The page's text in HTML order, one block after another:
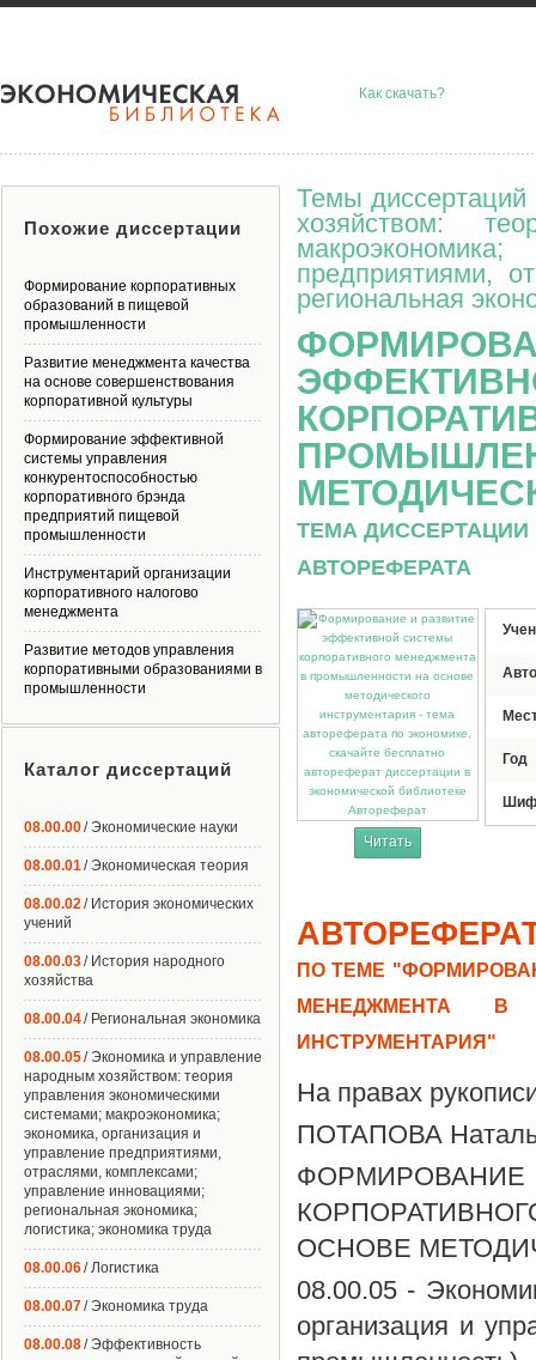
Как скачать?
Темы диссертаций
хозяйством:
предприятиями,
региональная
ТЕМА
АВТОРЕФЕРАТА
Автореферат
Читать
Год
ПО ТЕМЕ
МЕНЕДЖМЕНТА В
ИНСТРУМЕНТАРИЯ"
На правах
ПОТАПОВА
ОСНОВЕ
08.00.05 -
организация и
Похожие диссертации
Формирование корпоративных
образований в пищевой
промышленности
Развитие менеджмента качества
на основе совершенствования
корпоративной культуры
Формирование эффективной
системы управления
конкурентоспособностью
корпоративного брэнда
предприятий пищевой
промышленности
Инструментарий организации
корпоративного налогово
менеджмента
Развитие методов управления
корпоративными образованиями в
промышленности
Каталог диссертаций
08.00.00/ Экономические науки
08.00.01/ Экономическая теория
08.00.02/ История экономических
учений
08.00.03/ История народного
хозяйства
08.00.04/ Региональная экономика
08.00.05/ Экономика и управление
народным хозяйством: теория
управления экономическими
системами; макроэкономика;
экономика, организация и
управление предприятиями,
отраслями, комплексами;
управление инновациями;
региональная экономика;
логистика; экономика труда
08.00.06/ Логистика
08.00.07/ Экономика труда
08.00.08/ Эффективность